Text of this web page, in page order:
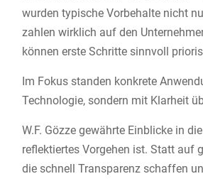
wurden typische Vorbehalte nicht
zahlen wirklich auf den
können erste Schritte sinnvoll
Im Fokus standen konkrete
Technologie, sondern mit Klarheit
W.F. Gözze gewährte Einblicke in
reflektiertes Vorgehen ist. Statt auf
die schnell Transparenz schaffen